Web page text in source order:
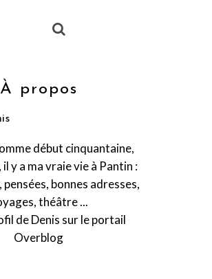
À propos
début cinquantaine,
y a ma vraie vie à Pantin :
pensées, bonnes adresses,
théâtre ...
deDenis sur le portail
Overblog